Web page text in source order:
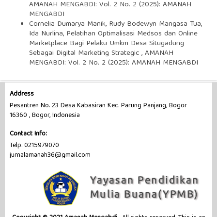
AMANAH MENGABDI: Vol. 2 No. 2 (2025): AMANAH
MENGABDI
Cornelia Dumarya Manik, Rudy Bodewyn Mangasa Tua,
Ida Nurlina, Pelatihan Optimalisasi Medsos dan Online
Marketplace Bagi Pelaku Umkm Desa Situgadung
Sebagai Digital Marketing Strategic,AMANAH
MENGABDI: Vol. 2 No. 2 (2025): AMANAH MENGABDI
Address
Pesantren No. 23 Desa Kabasiran Kec. Parung Panjang, Bogor
16360 , Bogor, Indonesia
Contact Info:
Telp. 0215979070
jurnalamanah36@gmail.com